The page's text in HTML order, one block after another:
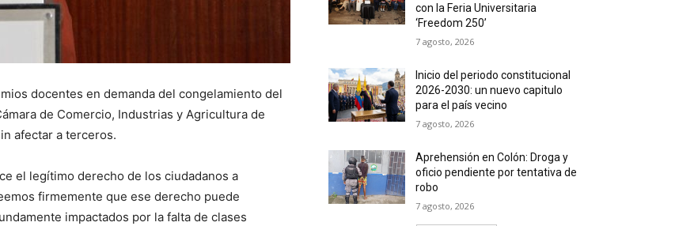
docentes en demanda del congelamiento del
de Comercio, Industrias y Agricultura de
afectar a terceros.
el legítimo derecho de los ciudadanos a
firmemente que ese derecho puede
impactados por la falta de clases
con la Feria Universitaria
‘Freedom 250’
7 agosto, 2026
Inicio del periodo constitucional
2026-2030: un nuevo capitulo
para el país vecino
7 agosto, 2026
Aprehensión en Colón: Droga y
oficio pendiente por tentativa de
robo
7 agosto, 2026